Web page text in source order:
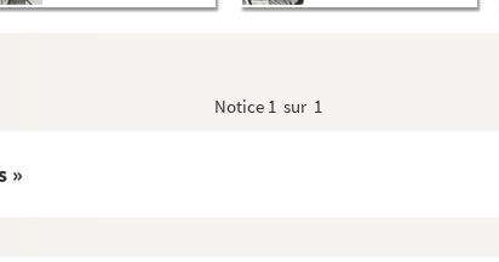
Notice 1 sur 1
»